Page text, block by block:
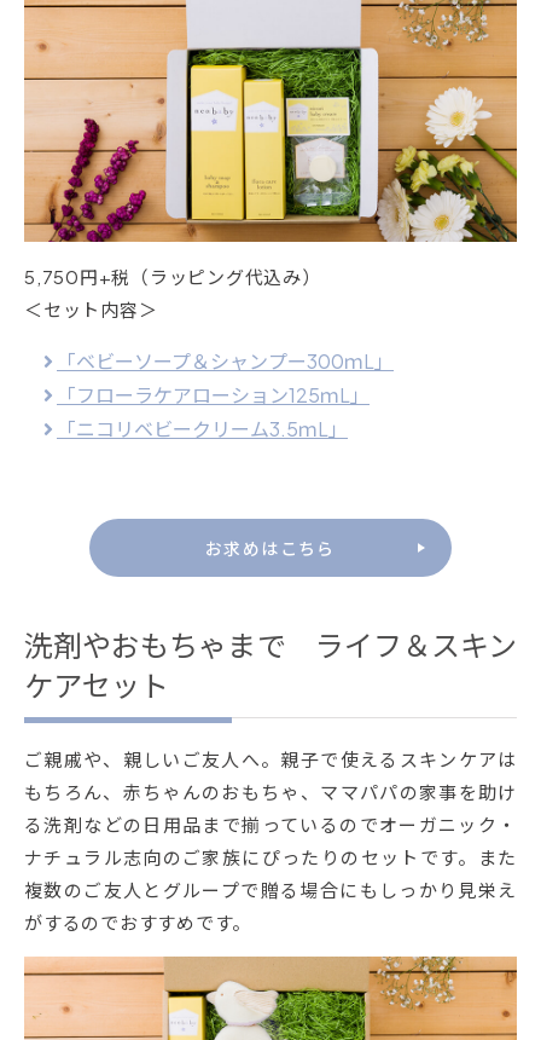
5,750円+税（ラッピング代込み）
＜セット内容＞
「ベビーソープ＆シャンプー300ｍL」
「フローラケアローション125ｍL」
「ニコリベビークリーム3.5ｍL」
お求めはこちら
洗剤やおもちゃまで ライフ＆スキン
ケアセット
ご親戚や、親しいご友人へ。親子で使えるスキンケアは
もちろん、赤ちゃんのおもちゃ、ママパパの家事を助け
る洗剤などの日用品まで揃っているのでオーガニック・
ナチュラル志向のご家族にぴったりのセットです。また
複数のご友人とグループで贈る場合にもしっかり見栄え
がするのでおすすめです。